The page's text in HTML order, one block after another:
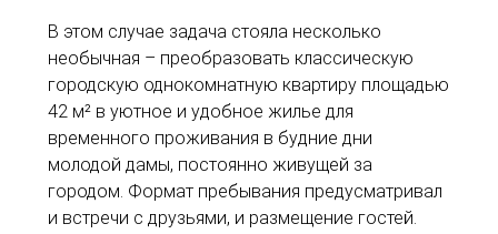
В этом случае задача стояла несколько
необычная – преобразовать классическую
городскую однокомнатную квартиру площадью
42 м² в уютное и удобное жилье для
временного проживания в будние дни
молодой дамы, постоянно живущей за
городом. Формат пребывания предусматривал
и встречи с друзьями, и размещение гостей.